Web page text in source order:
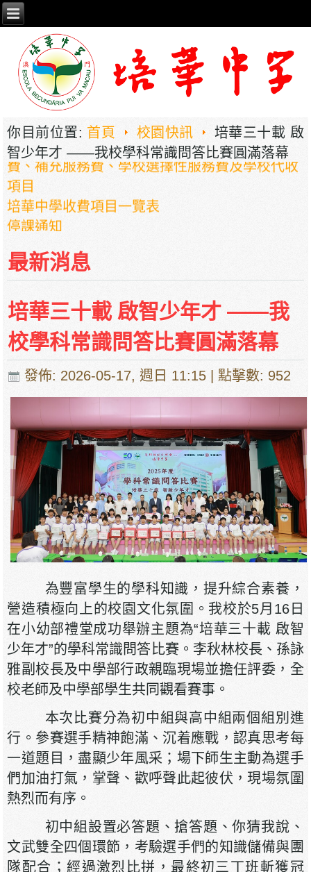
你目前位置: 首頁 校園快訊
培華三十載 啟
智少年才 ——我校學科常識問答比賽圓滿落幕
2026年职业教育国家教学成果奖申报——《普职
相融，技教生香——澳门三融六通九评教育模式
建构》
費、補充服務費、學校選擇性服務費及學校代收
項目
培華中學收費項目一覽表
停課通知
最新消息
培華三十載 啟智少年才 ——我
校學科常識問答比賽圓滿落幕
發佈: 2026-05-17, 週日 11:15 | 點擊數: 952
為豐富學生的學科知識，提升綜合素養，
營造積極向上的校園文化氛圍。我校於5月16日
在小幼部禮堂成功舉辦主題為“培華三十載 啟智
少年才”的學科常識問答比賽。李秋林校長、孫詠
雅副校長及中學部行政親臨現場並擔任評委，全
校老師及中學部學生共同觀看賽事。
本次比賽分為初中組與高中組兩個組別進
行。參賽選手精神飽滿、沉着應戰，認真思考每
一道題目，盡顯少年風采；場下師生主動為選手
們加油打氣，掌聲、歡呼聲此起彼伏，現場氛圍
熱烈而有序。
初中組設置必答題、搶答題、你猜我說、
文武雙全四個環節，考驗選手們的知識儲備與團
隊配合；經過激烈比拼，最終初三丁班斬獲冠